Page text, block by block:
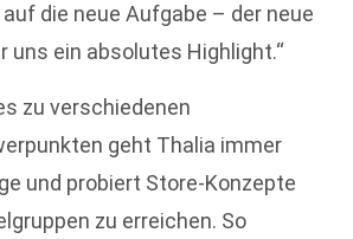
die neue Aufgabe – der neue
uns ein absolutes Highlight.“
zu verschiedenen
geht Thalia immer
und probiert Store-Konzepte
zu erreichen. So